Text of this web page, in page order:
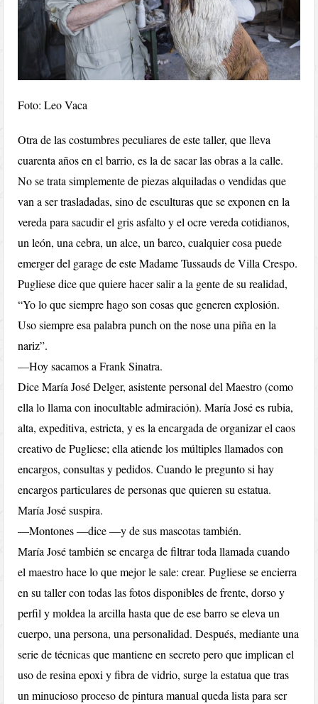
Foto: Leo Vaca
Otra de las costumbres peculiares de este taller, que lleva
cuarenta años en el barrio, es la de sacar las obras a la calle.
No se trata simplemente de piezas alquiladas o vendidas que
van a ser trasladadas, sino de esculturas que se exponen en la
vereda para sacudir el gris asfalto y el ocre vereda cotidianos,
un león, una cebra, un alce, un barco, cualquier cosa puede
emerger del garage de este Madame Tussauds de Villa Crespo.
Pugliese dice que quiere hacer salir a la gente de su realidad,
“Yo lo que siempre hago son cosas que generen explosión.
Uso siempre esa palabra punch on the nose una piña en la
nariz”.
—Hoy sacamos a Frank Sinatra.
Dice María José Delger, asistente personal del Maestro (como
ella lo llama con inocultable admiración). María José es rubia,
alta, expeditiva, estricta, y es la encargada de organizar el caos
creativo de Pugliese; ella atiende los múltiples llamados con
encargos, consultas y pedidos. Cuando le pregunto si hay
encargos particulares de personas que quieren su estatua.
María José suspira.
—Montones —dice —y de sus mascotas también.
María José también se encarga de filtrar toda llamada cuando
el maestro hace lo que mejor le sale: crear. Pugliese se encierra
en su taller con todas las fotos disponibles de frente, dorso y
perfil y moldea la arcilla hasta que de ese barro se eleva un
cuerpo, una persona, una personalidad. Después, mediante una
serie de técnicas que mantiene en secreto pero que implican el
uso de resina epoxi y fibra de vidrio, surge la estatua que tras
un minucioso proceso de pintura manual queda lista para ser